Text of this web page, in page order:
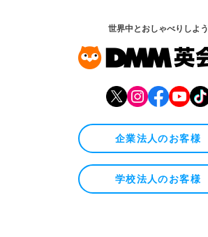
世界中とおしゃべりしよう
企業法人のお客様
学校法人のお客様